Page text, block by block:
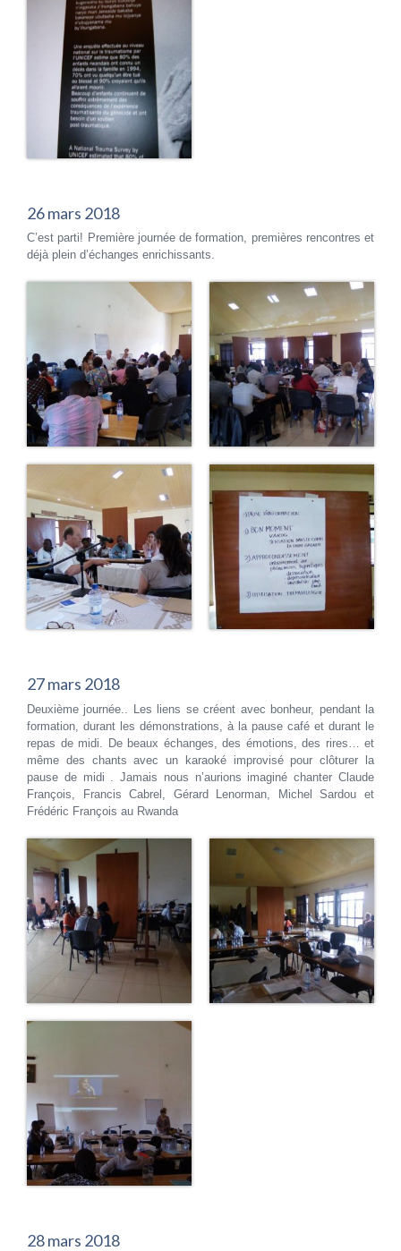
26 mars 2018
C’est parti! Première journée de formation, premières rencontres et
déjà plein d’échanges enrichissants.
27 mars 2018
Deuxième journée.. Les liens se créent avec bonheur, pendant la
formation, durant les démonstrations, à la pause café et durant le
repas de midi. De beaux échanges, des émotions, des rires… et
même des chants avec un karaoké improvisé pour clôturer la
pause de midi . Jamais nous n’aurions imaginé chanter Claude
François, Francis Cabrel, Gérard Lenorman, Michel Sardou et
Frédéric François au Rwanda
28 mars 2018